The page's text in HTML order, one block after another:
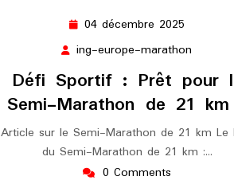
04 décembre 2025
décembre
ing-europe-marathon
europe-
Défi Sportif : Prêt pour
Semi-Marathon de 21
Article sur le Semi-Marathon de 21 km Le
du Semi-Marathon de 21 km :…
0 Comments